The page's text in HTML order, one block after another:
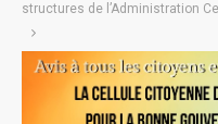
structures de l’Administration